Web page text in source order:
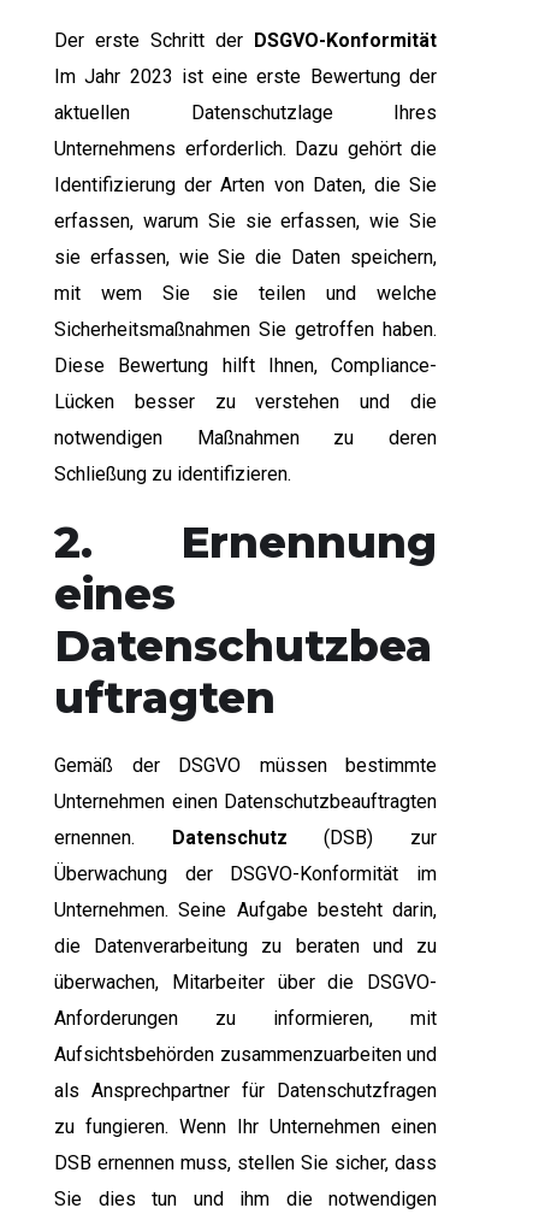
Der erste Schritt der DSGVO-Konformität
Im Jahr 2023 ist eine erste Bewertung der
aktuellen Datenschutzlage Ihres
Unternehmens erforderlich. Dazu gehört die
Identifizierung der Arten von Daten, die Sie
erfassen, warum Sie sie erfassen, wie Sie
sie erfassen, wie Sie die Daten speichern,
mit wem Sie sie teilen und welche
Sicherheitsmaßnahmen Sie getroffen haben.
Diese Bewertung hilft Ihnen, Compliance-
Lücken besser zu verstehen und die
notwendigen Maßnahmen zu deren
Schließung zu identifizieren.
2. Ernennung
eines
Datenschutzbea
uftragten
Gemäß der DSGVO müssen bestimmte
Unternehmen einen Datenschutzbeauftragten
ernennen. Datenschutz (DSB) zur
Überwachung der DSGVO-Konformität im
Unternehmen. Seine Aufgabe besteht darin,
die Datenverarbeitung zu beraten und zu
überwachen, Mitarbeiter über die DSGVO-
Anforderungen zu informieren, mit
Aufsichtsbehörden zusammenzuarbeiten und
als Ansprechpartner für Datenschutzfragen
zu fungieren. Wenn Ihr Unternehmen einen
DSB ernennen muss, stellen Sie sicher, dass
Sie dies tun und ihm die notwendigen